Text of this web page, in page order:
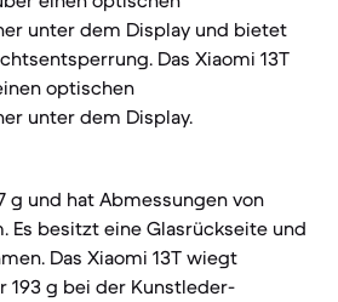
unter dem Display und bietet
Das Xiaomi 13T
optischen
unter dem Display.
g und hat Abmessungen von
Es besitzt eine Glasrückseite und
Das Xiaomi 13T wiegt
193 g bei der Kunstleder-